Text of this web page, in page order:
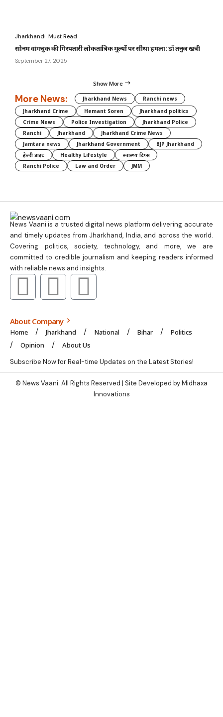
Jharkhand Must Read
सोनम वांगचुक की गिरफ्तारी लोकतांत्रिक मूल्यों पर सीधा हमला: डॉ तनुज खत्री
September 27, 2025
Show More
More News: Jharkhand News
Ranchi news
Jharkhand Crime
Hemant Soren
Jharkhand politics
Crime News
Police Investigation
Jharkhand Police
Ranchi
Jharkhand
Jharkhand Crime News
Jamtara news
Jharkhand Government
BJP Jharkhand
हेल्दी डाइट
Healthy Lifestyle
स्वास्थ्य टिप्स
Ranchi Police
Law and Order JMM
News Vaani is a trusted digital news platform delivering accurate
and timely updates from Jharkhand, India, and across the world.
Covering politics, society, technology, and more, we are
committed to credible journalism and keeping readers informed
with reliable news and insights.
About Company
Home Jharkhand National Bihar
Politics
Opinion
About Us
Subscribe Now for Real-time Updates on the Latest Stories!
© News Vaani. All Rights Reserved | Site Developed by Midhaxa
Innovations